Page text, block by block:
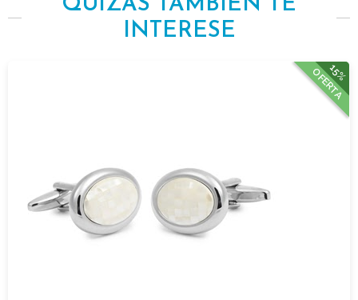
INTERESE
15%
OFERTA